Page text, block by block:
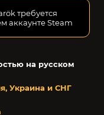
на русском
Украина и СНГ
требуется
аккаунте Steam